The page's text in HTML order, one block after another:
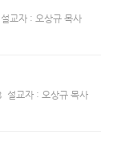
설교자 : 오상규 목사
설교자 : 오상규 목사